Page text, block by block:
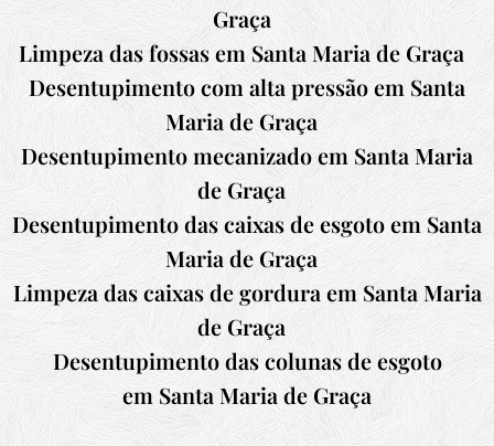
Graça
Limpeza das fossas emSanta Maria de Graça
Desentupimento com alta pressão em Santa
Maria de Graça
Desentupimento mecanizado em Santa Maria
de Graça
Desentupimento das caixas de esgoto em Santa
Maria de Graça
Limpeza das caixas de gordura em Santa Maria
de Graça
Desentupimento das colunas de esgoto
emSanta Maria de Graça